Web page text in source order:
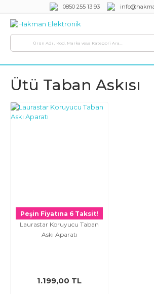
0850 255 13 93
Ütü Taban Askısı
Peşin Fiyatına 6 Taksit!
Laurastar Koruyucu Taban
Askı Aparatı
1.199,00 TL